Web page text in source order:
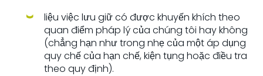
liệu việc lưu giữ có được khuyến khích theo
quan điểm pháp lý của chúng tôi hay không
(chẳng hạn như trong nhẹ của một áp dụng
quy chế của hạn chế, kiện tụng hoặc điều tra
theo quy định).